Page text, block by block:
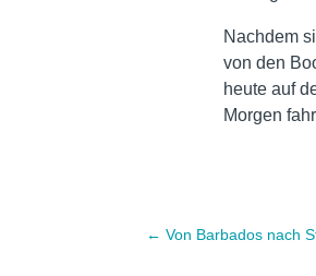
Nachdem
von den
heute auf
Morgen
←Von Barbados nach